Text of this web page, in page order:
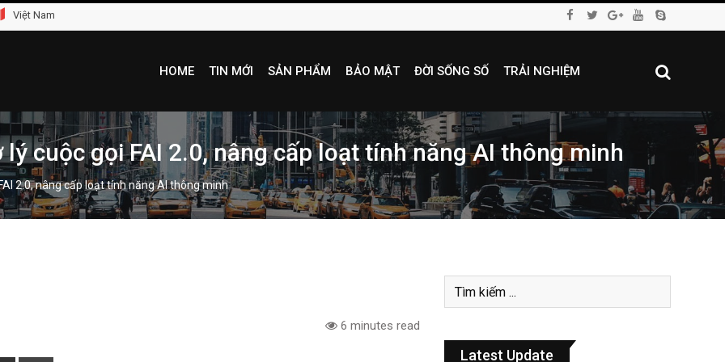
Việt Nam
HOME TIN MỚI SẢN PHẨM BẢO MẬT ĐỜI SỐNG SỐ TRẢI NGHIỆM
cuộc gọi FAI 2.0, nâng cấp loạt tính năng AI thông minh
2.0, nâng cấp loạt tính năng AI thông minh
6 minutes read
Latest Update